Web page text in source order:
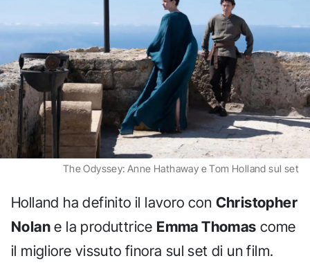
The Odyssey: Anne Hathaway e Tom Holland sul set
Holland ha definito il lavoro con Christopher
Nolan e la produttrice Emma Thomas come
il migliore vissuto finora sul set di un film.